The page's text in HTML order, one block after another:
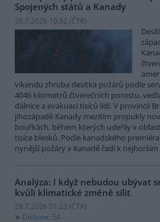
Spojených států a Kanady
28.7.2026 10:32 (ČTK)
víkendu zhruba desítka požárů podle
4046 kilometrů čtverečních porostu,
dálnice a evakuaci tisíců lidí. V provincii
jihozápadě Kanady mezitím propukly
bouřkách, během kterých udeřily v
tisíce blesků. Podle kanadského
nynější požáry v Kanadě řadí k
Analýza: I když nebudou ubývat
kvůli klimatické změně sílit
28.7.2026 01:22 (ČTK)
Diskuse: 54